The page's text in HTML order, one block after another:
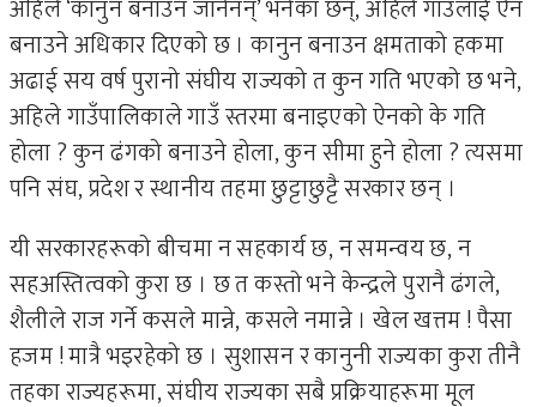
अहिले ‘कानुन बनाउन जानेनन्’ भनेका छन्, अहिले गाउँलाई ऐन
बनाउने अधिकार दिएको छ । कानुन बनाउन क्षमताको हकमा
अढाई सय वर्ष पुरानो संघीय राज्यको त कुन गति भएको छ भने,
अहिले गाउँपालिकाले गाउँ स्तरमा बनाइएको ऐनको के गति
होला ? कुन ढंगको बनाउने होला, कुन सीमा हुने होला ? त्यसमा
पनि संघ, प्रदेश र स्थानीय तहमा छुट्टाछुट्टै सरकार छन् ।
यी सरकारहरूको बीचमा न सहकार्य छ, न समन्वय छ, न
सहअस्तित्वको कुरा छ । छ त कस्तो भने केन्द्रले पुरानै ढंगले,
शैलीले राज गर्ने कसले मान्ने, कसले नमान्ने । खेल खत्तम ! पैसा
हजम ! मात्रै भइरहेको छ । सुशासन र कानुनी राज्यका कुरा तीनै
तहका राज्यहरूमा, संघीय राज्यका सबै प्रक्रियाहरूमा मूल